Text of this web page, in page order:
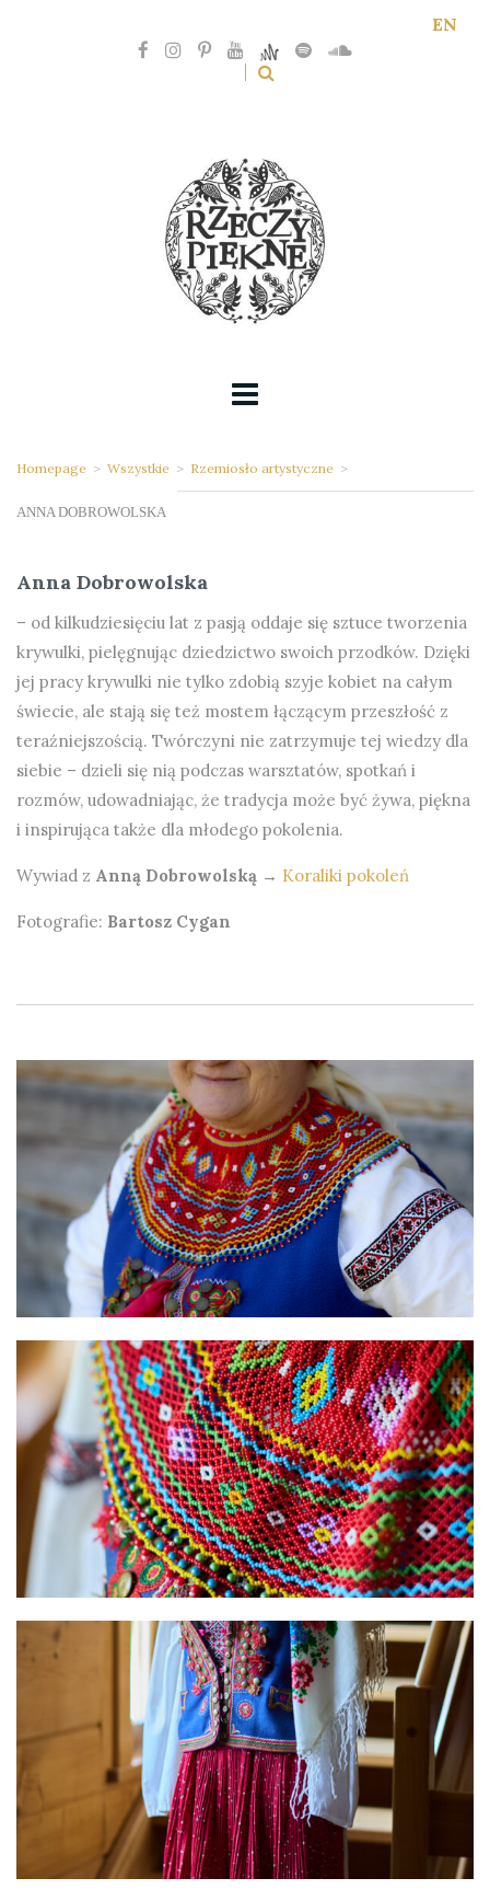
EN
Homepage > Wszystkie > Rzemiosło artystyczne >
ANNA DOBROWOLSKA
Anna Dobrowolska
– od kilkudziesięciu lat z pasją oddaje się sztuce tworzenia
krywulki, pielęgnując dziedzictwo swoich przodków. Dzięki
jej pracy krywulki nie tylko zdobią szyje kobiet na całym
świecie, ale stają się też mostem łączącym przeszłość z
teraźniejszością. Twórczyni nie zatrzymuje tej wiedzy dla
siebie – dzieli się nią podczas warsztatów, spotkań i
rozmów, udowadniając, że tradycja może być żywa, piękna
i inspirująca także dla młodego pokolenia.
Wywiad z Anną Dobrowolską → Koraliki pokoleń
Fotografie: Bartosz Cygan